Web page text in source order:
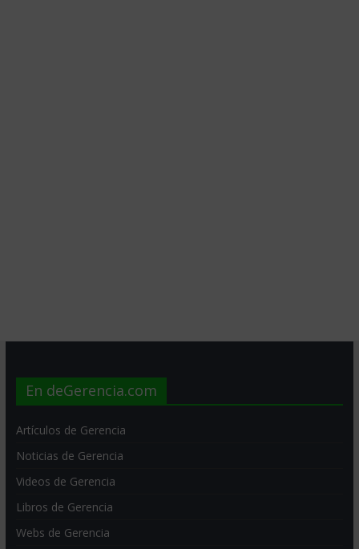
En deGerencia.com
Artículos de Gerencia
Noticias de Gerencia
Videos de Gerencia
Libros de Gerencia
Webs de Gerencia